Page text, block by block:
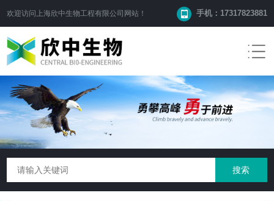
欢迎访问 上海欣中生物工程有限公司 网站！ 手机：17317823881